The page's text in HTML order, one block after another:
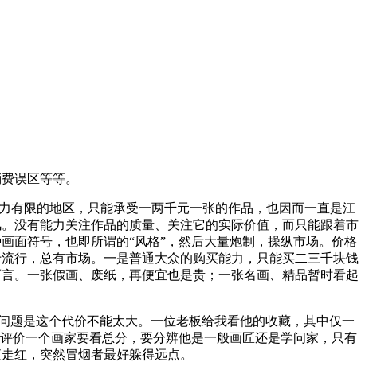
误区等等。
有限的地区，只能承受一两千元一张的作品，也因而一直是江
没有能力关注作品的质量、关注它的实际价值，而只能跟着市
面符号，也即所谓的“风格”，然后大量炮制，操纵市场。价格
行，总有市场。一是普通大众的购买能力，只能买二三千块钱
。一张假画、废纸，再便宜也是贵；一张名画、精品暂时看起
是这个代价不能太大。一位老板给我看他的收藏，其中仅一
价一个画家要看总分，要分辨他是一般画匠还是学问家，只有
走红，突然冒烟者最好躲得远点。